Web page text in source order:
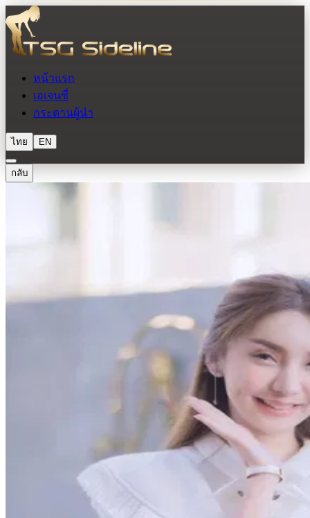
หน้าแรก
เอเจนซี่
กระดานผู้นำ
ไทย EN
กลับ